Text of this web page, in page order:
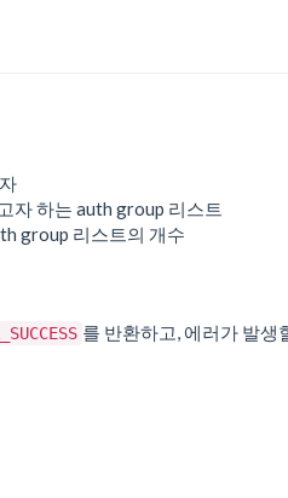
자 하는 auth group 리스트
group 리스트의 개수
를 반환하고, 에러가 발생